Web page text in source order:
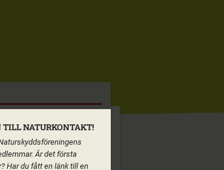
NATURKONTAKT!
Är det första
Har du fått en länk till en